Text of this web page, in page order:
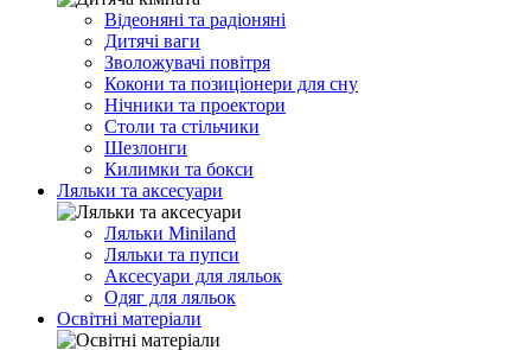
Відеоняні та радіоняні
Дитячі ваги
Зволожувачі повітря
Кокони та позиціонери для сну
Нічники та проектори
Столи та стільчики
Шезлонги
Килимки та бокси
Ляльки та аксесуари
Ляльки Miniland
Ляльки та пупси
Аксесуари для ляльок
Одяг для ляльок
Освітні матеріали